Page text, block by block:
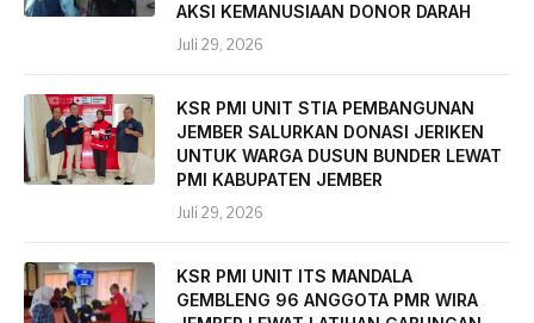
AKSI KEMANUSIAAN DONOR DARAH
Juli 29, 2026
KSR PMI UNIT STIA PEMBANGUNAN
JEMBER SALURKAN DONASI JERIKEN
UNTUK WARGA DUSUN BUNDER LEWAT
PMI KABUPATEN JEMBER
Juli 29, 2026
KSR PMI UNIT ITS MANDALA
GEMBLENG 96 ANGGOTA PMR WIRA